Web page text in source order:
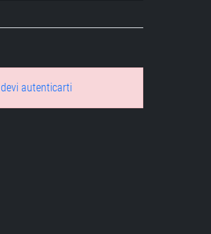
devi autenticarti